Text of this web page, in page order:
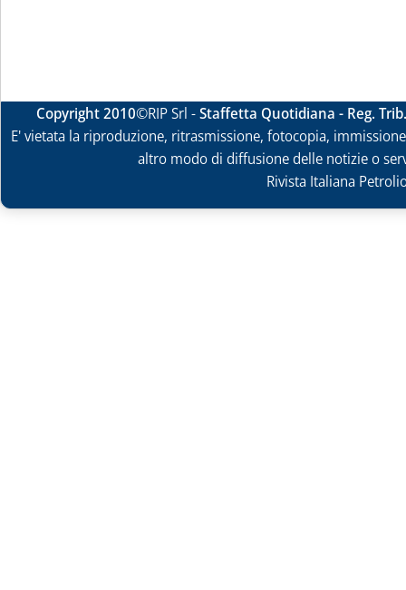
Copyright 2010©RIP Srl -Staffetta Quotidiana - Reg.
E' vietata la riproduzione, ritrasmissione, fotocopia,
altro modo di diffusione delle notizie o
Rivista Italiana